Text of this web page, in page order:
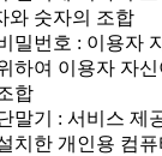
와 숫자의 조합
밀번호 : 이용자
하여 이용자 자
합
말기 : 서비스 제
치한 개인용 컴퓨